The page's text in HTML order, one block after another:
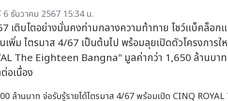
6 ธันวาคม 2567 15:34 น.
เติบโตอย่างมั่นคงท่ามกลางความท้าทาย โชว์แบ็คล็อก
เพิ่ม ไตรมาส 4/67 เป็นต้นไป พร้อมลุยเปิดตัวโครงการ
The Eighteen Bangna" มูลค่ากว่า 1,650 ล้านบา
อเนื่อง